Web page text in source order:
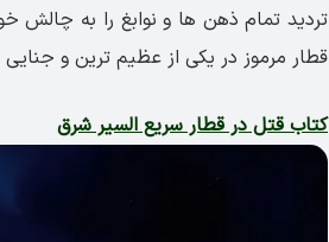
تردید تمام ذهن ها و نوابغ را به چالش
قطار مرموز در یکی از عظیم ترین و جنایی
کتاب قتل در قطار سریع السیر شرق